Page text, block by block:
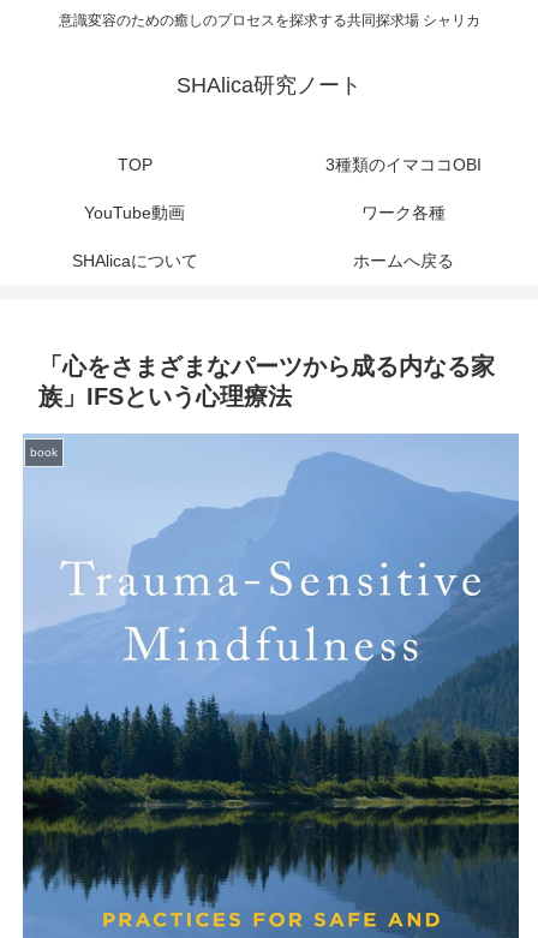
意識変容のための癒しのプロセスを探求する共同探求場 シャリカ
SHAlica研究ノート
TOP 3種類のイマココOBI
YouTube動画 ワーク各種
SHAlicaについて ホームへ戻る
「心をさまざまなパーツから成る内なる家
族」IFSという心理療法
book